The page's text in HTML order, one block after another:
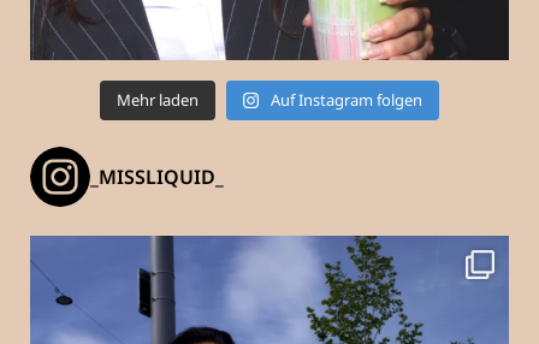
Mehr laden Auf Instagram folgen
_MISSLIQUID_